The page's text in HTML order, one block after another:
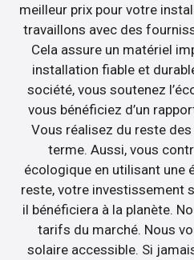
meilleur prix pour votre
travaillons avec des
Cela assure un matériel
installation fiable et
société, vous soutenez
vous bénéficiez d’un
Vous réalisez du reste
terme. Aussi, vous
écologique en utilisant une
reste, votre investissement
il bénéficiera à la planète.
tarifs du marché. Nous
solaire accessible. Si